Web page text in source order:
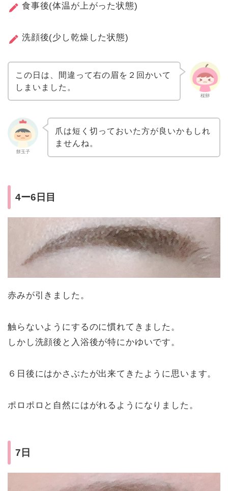
食事後(体温が上がった状態)
洗顔後(少し乾燥した状態)
桜卵
この日は、間違って右の眉を２回かいて
しまいました。
餅玉子
爪は短く切っておいた方が良いかもしれ
ませんね。
4ー6日目
赤みが引きました。
触らないようにするのに慣れてきました。
しかし洗顔後と入浴後が特にかゆいです。
６日後にはかさぶたが出来てきたように思います。
ポロポロと自然にはがれるようになりました。
7日